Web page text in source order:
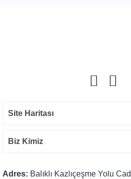
Site Haritası
Biz Kimiz
Adres: Balıklı Kazlıçeşme Yolu